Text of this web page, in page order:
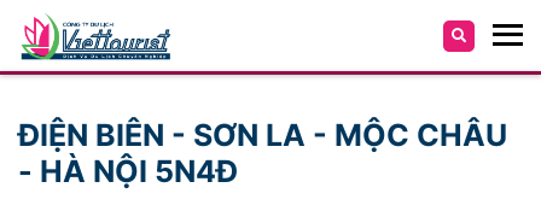
ĐIỆN BIÊN - SƠN LA - MỘC CHÂU
- HÀ NỘI 5N4Đ